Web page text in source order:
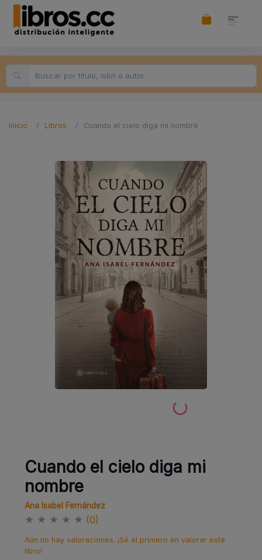
Inicio Libros Cuando el cielo diga mi nombre
Cuando el cielo diga mi
nombre
Ana Isabel Fernández
★ ★ ★ ★ ★ (0)
Aún no hay valoraciones. ¡Sé el primero en valorar este
libro!